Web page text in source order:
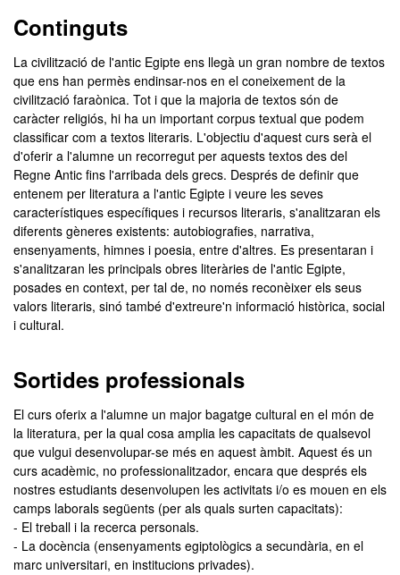
Continguts
La civilització de l'antic Egipte ens llegà un gran nombre de textos
que ens han permès endinsar-nos en el coneixement de la
civilització faraònica. Tot i que la majoria de textos són de
caràcter religiós, hi ha un important corpus textual que podem
classificar com a textos literaris. L'objectiu d'aquest curs serà el
d'oferir a l'alumne un recorregut per aquests textos des del
Regne Antic fins l'arribada dels grecs. Després de definir que
entenem per literatura a l'antic Egipte i veure les seves
característiques específiques i recursos literaris, s'analitzaran els
diferents gèneres existents: autobiografies, narrativa,
ensenyaments, himnes i poesia, entre d'altres. Es presentaran i
s'analitzaran les principals obres literàries de l'antic Egipte,
posades en context, per tal de, no només reconèixer els seus
valors literaris, sinó també d'extreure'n informació històrica, social
i cultural.
Sortides professionals
El curs oferix a l'alumne un major bagatge cultural en el món de
la literatura, per la qual cosa amplia les capacitats de qualsevol
que vulgui desenvolupar-se més en aquest àmbit. Aquest és un
curs acadèmic, no professionalitzador, encara que després els
nostres estudiants desenvolupen les activitats i/o es mouen en els
camps laborals següents (per als quals surten capacitats):
- El treball i la recerca personals.
- La docència (ensenyaments egiptològics a secundària, en el
marc universitari, en institucions privades).